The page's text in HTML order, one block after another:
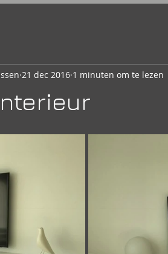
21 dec 2016 1 minuten om te lezen